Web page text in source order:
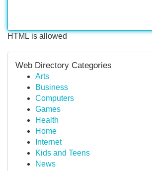
HTML is allowed
Web Directory Categories
Arts
Business
Computers
Games
Health
Home
Internet
Kids and Teens
News